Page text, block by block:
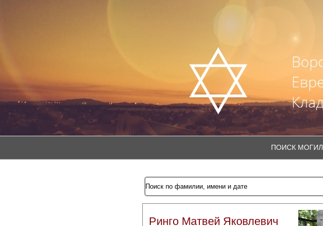
ПОИСК МОГИЛ
Ринго Матвей Яковлевич